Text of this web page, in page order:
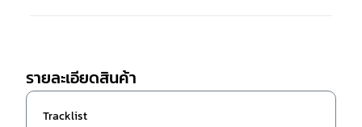
รายละเอียดสินค้า
Tracklist